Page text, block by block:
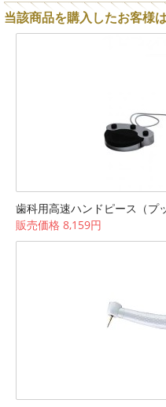
当該商品を購入したお客様
歯科用高速ハンドピース（プ
販売価格 8,159円